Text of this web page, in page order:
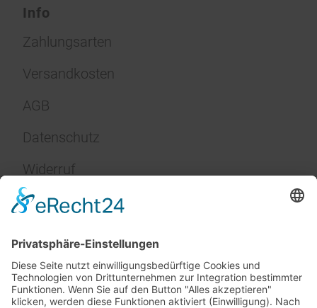
Info
Zahlungsarten
Versandkosten
AGB
Datenschutz
Widerruf
Impressum
Service